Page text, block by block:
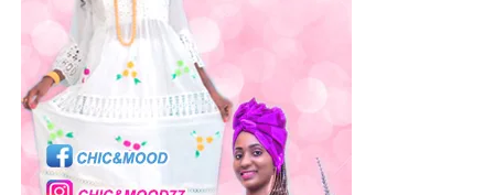
Julia Young « Ne t’en va pas »